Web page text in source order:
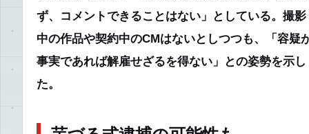
ず、コメントできることはない」としている。撮影
中の作品や契約中のCMはないとしつつも、「容疑
事実であれば解雇せざるを得ない」との姿勢を示し
た。